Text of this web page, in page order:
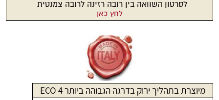
לסרטון השוואה בין רובה רזינה לרובה צמנטית
לחץ כאן
מיוצרת בתהליך ירוק בדרגה הגבוהה ביותר ECO 4